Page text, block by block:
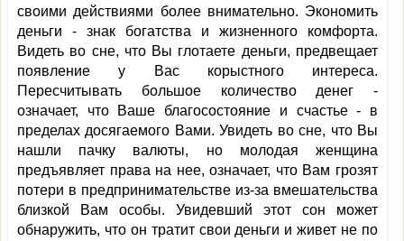
своими действиями более внимательно. Экономить
деньги - знак богатства и жизненного комфорта.
Видеть во сне, что Вы глотаете деньги, предвещает
появление у Вас корыстного интереса.
Пересчитывать большое количество денег -
означает, что Ваше благосостояние и счастье - в
пределах досягаемого Вами. Увидеть во сне, что Вы
нашли пачку валюты, но молодая женщина
предъявляет права на нее, означает, что Вам грозят
потери в предпринимательстве из-за вмешательства
близкой Вам особы. Увидевший этот сон может
обнаружить, что он тратит свои деньги и живет не по